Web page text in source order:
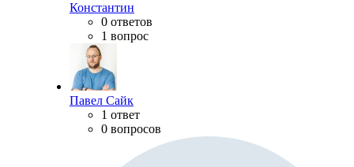
Константин
0 ответов
1 вопрос
Павел Сайк
1 ответ
0 вопросов